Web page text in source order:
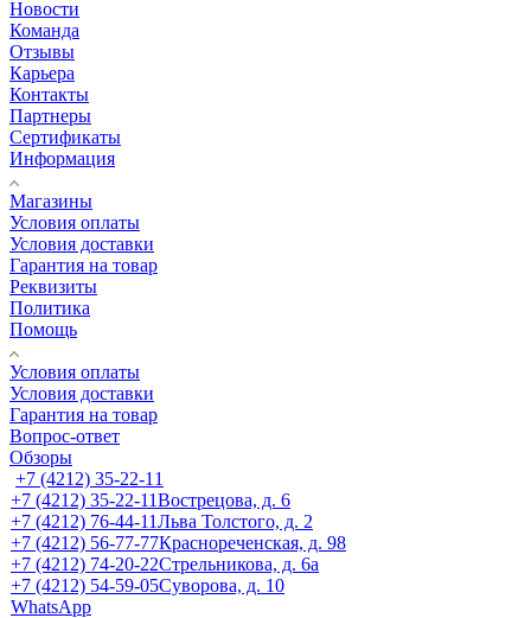
Новости
Команда
Отзывы
Карьера
Контакты
Партнеры
Сертификаты
Информация
Магазины
Условия оплаты
Условия доставки
Гарантия на товар
Реквизиты
Политика
Помощь
Условия оплаты
Условия доставки
Гарантия на товар
Вопрос-ответ
Обзоры
+7 (4212) 35-22-11
+7 (4212) 35-22-11Вострецова, д. 6
+7 (4212) 76-44-11Льва Толстого, д. 2
+7 (4212) 56-77-77Краснореченская, д. 98
+7 (4212) 74-20-22Стрельникова, д. 6а
+7 (4212) 54-59-05Суворова, д. 10
WhatsApp